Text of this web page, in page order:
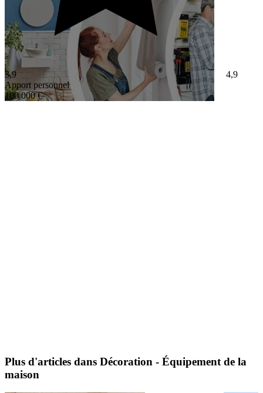
3,9
Apport personnel
100 000 €
4,9
Plus d'articles dans Décoration - Équipement de la
maison